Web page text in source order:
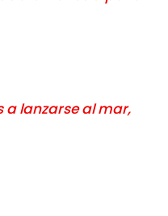
a lanzarse al mar,